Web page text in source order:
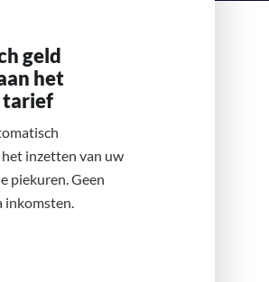
geld
het
tarief
inzetten van uw
piekuren. Geen
inkomsten.